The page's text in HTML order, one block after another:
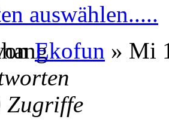
auswählen.....
Ekofun » Mi
Zugriffe